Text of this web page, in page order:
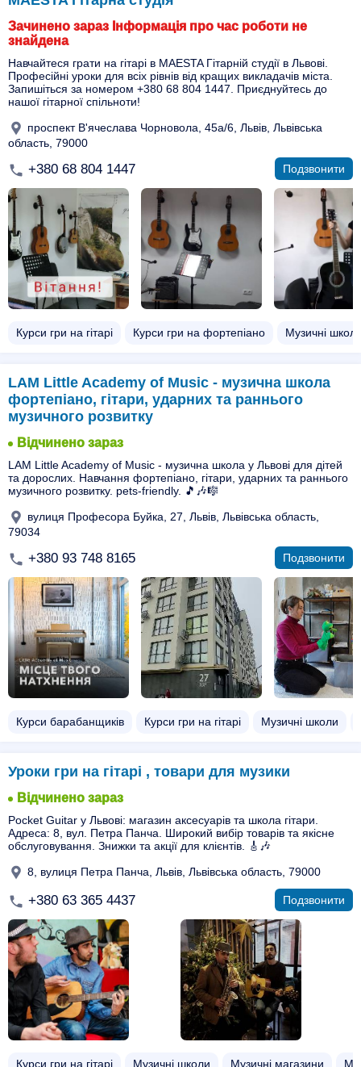
Зачинено зараз Інформація про час роботи не
знайдена
Навчайтеся грати на гітарі в МАESTA Гітарній студії в Львові.
Професійні уроки для всіх рівнів від кращих викладачів міста.
Запишіться за номером +380 68 804 1447. Приєднуйтесь до
нашої гітарної спільноти!
проспект В'ячеслава Чорновола, 45а/6, Львів, Львівська
область, 79000
+380 68 804 1447 Подзвонити
Курси гри на гітарі Курси гри на фортепіано Музичні
LAM Little Academy of Music - музична школа
фортепіано, гітари, ударних та раннього
музичного розвитку
Відчинено зараз
LAM Little Academy of Music - музична школа у Львові для дітей
та дорослих. Навчання фортепіано, гітари, ударних та раннього
музичного розвитку. pets-friendly. 🎵🎶🎼
вулиця Професора Буйка, 27, Львів, Львівська область,
79034
+380 93 748 8165 Подзвонити
Курси барабанщиків Курси гри на гітарі Музичні школи
Уроки гри на гітарі , товари для музики
Відчинено зараз
Pocket Guitar у Львові: магазин аксесуарів та школа гітари.
Адреса: 8, вул. Петра Панча. Широкий вибір товарів та якісне
обслуговування. Знижки та акції для клієнтів. 🎸🎶
8, вулиця Петра Панча, Львів, Львівська область, 79000
+380 63 365 4437 Подзвонити
Курси гри на гітарі Музичні школи Музичні магазини